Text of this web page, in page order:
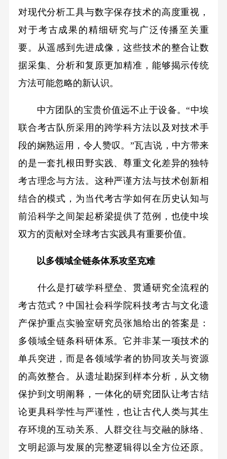
对现代分析工具与数字保存技术的高度重视，
对于考古成果的精细研究与广泛传播至关重
要。从遥感到先进成像，这些技术的整合让数
据采集、分析和复原更加精准，能够揭示传统
方法可能忽略的新认识。
中方团队的宝贵价值远不止于设备。“中埃
联合考古队所采用的跨学科方法以及对技术手
段的娴熟运用，令人赞叹。”瓦吉说，中方带来
的是一套扎根田野实践、尊重文化差异的独特
考古理念与方法。这种严谨方法与技术创新相
结合的模式，为当代考古学如何在历史认知与
前沿科学之间架起桥梁提供了范例，也使中埃
双方的贡献对全球考古实践具有重要价值。
以多领域全链条体系攻坚克难
什么是打破学科壁垒、贯通研究全流程的
考古范式？中国社会科学院科技考古与文化遗
产保护重点实验室研究员张旭给出的答案是：
多领域全链条科研体系。它并非某一项技术的
单兵突进，而是各领域学者的协同攻关与资源
的高效整合。从遗址勘探到样本分析，从文物
保护到文明阐释，一体化的研究团队让考古结
论更具科学性与严谨性，也让古代人类与其生
存环境的互动关系、人群交往与交融的脉络、
文明起源与发展的完整逻辑得以全方位还原。